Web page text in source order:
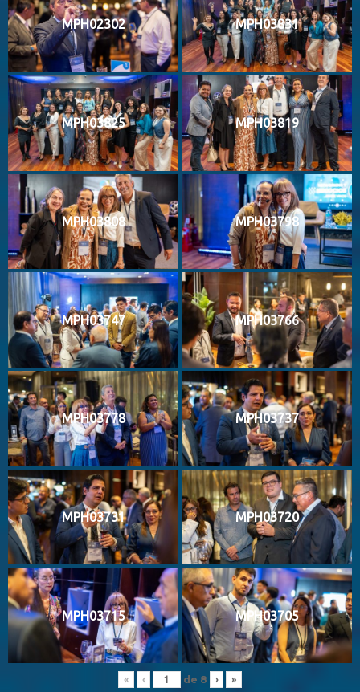
MPH02302 MPH03831
MPH03825 MPH03819
MPH03808 MPH03798
MPH03747 MPH03766
MPH03778 MPH03737
MPH03731 MPH03720
MPH03715 MPH03705
« ‹ de 8 › »